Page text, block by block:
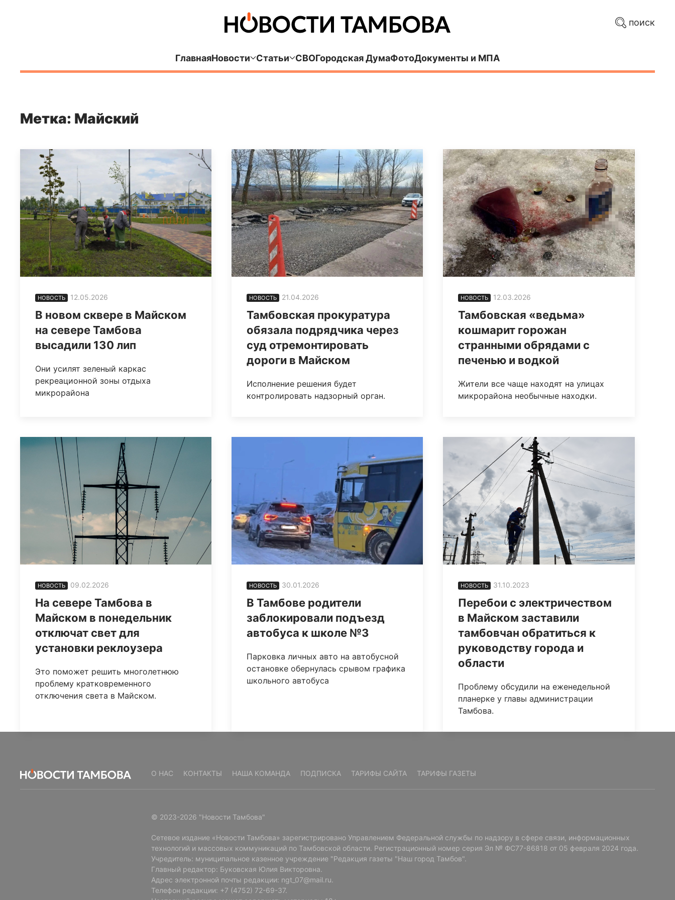
поиск
ГлавнаяНовости Статьи СВОГородская ДумаФотоДокументы и МПА
Метка: Майский
НОВОСТЬ 12.05.2026
В новом сквере в Майском
на севере Тамбова
высадили 130 лип
Они усилят зеленый каркас
рекреационной зоны отдыха
микрорайона
НОВОСТЬ 21.04.2026
Тамбовская прокуратура
обязала подрядчика через
суд отремонтировать
дороги в Майском
Исполнение решения будет
контролировать надзорный орган.
НОВОСТЬ 12.03.2026
Тамбовская «ведьма»
кошмарит горожан
странными обрядами с
печенью и водкой
Жители все чаще находят на улицах
микрорайона необычные находки.
НОВОСТЬ 09.02.2026
На севере Тамбова в
Майском в понедельник
отключат свет для
установки реклоузера
Это поможет решить многолетнюю
проблему кратковременного
отключения света в Майском.
НОВОСТЬ 30.01.2026
В Тамбове родители
заблокировали подъезд
автобуса к школе №3
Парковка личных авто на автобусной
остановке обернулась срывом графика
школьного автобуса
НОВОСТЬ 31.10.2023
Перебои с электричеством
в Майском заставили
тамбовчан обратиться к
руководству города и
области
Проблему обсудили на еженедельной
планерке у главы администрации
Тамбова.
О НАС КОНТАКТЫ НАША КОМАНДА ПОДПИСКА ТАРИФЫ САЙТА ТАРИФЫ ГАЗЕТЫ
© 2023-2026 "Новости Тамбова"
Сетевое издание «Новости Тамбова» зарегистрировано Управлением Федеральной службы по надзору в сфере связи, информационных
технологий и массовых коммуникаций по Тамбовской области. Регистрационный номер серия Эл № ФС77-86818 от 05 февраля 2024 года.
Учредитель: муниципальное казенное учреждение "Редакция газеты "Наш город Тамбов".
Главный редактор: Буковская Юлия Викторовна.
Адрес электронной почты редакции: ngt_07@mail.ru.
Телефон редакции: +7 (4752) 72-69-37.